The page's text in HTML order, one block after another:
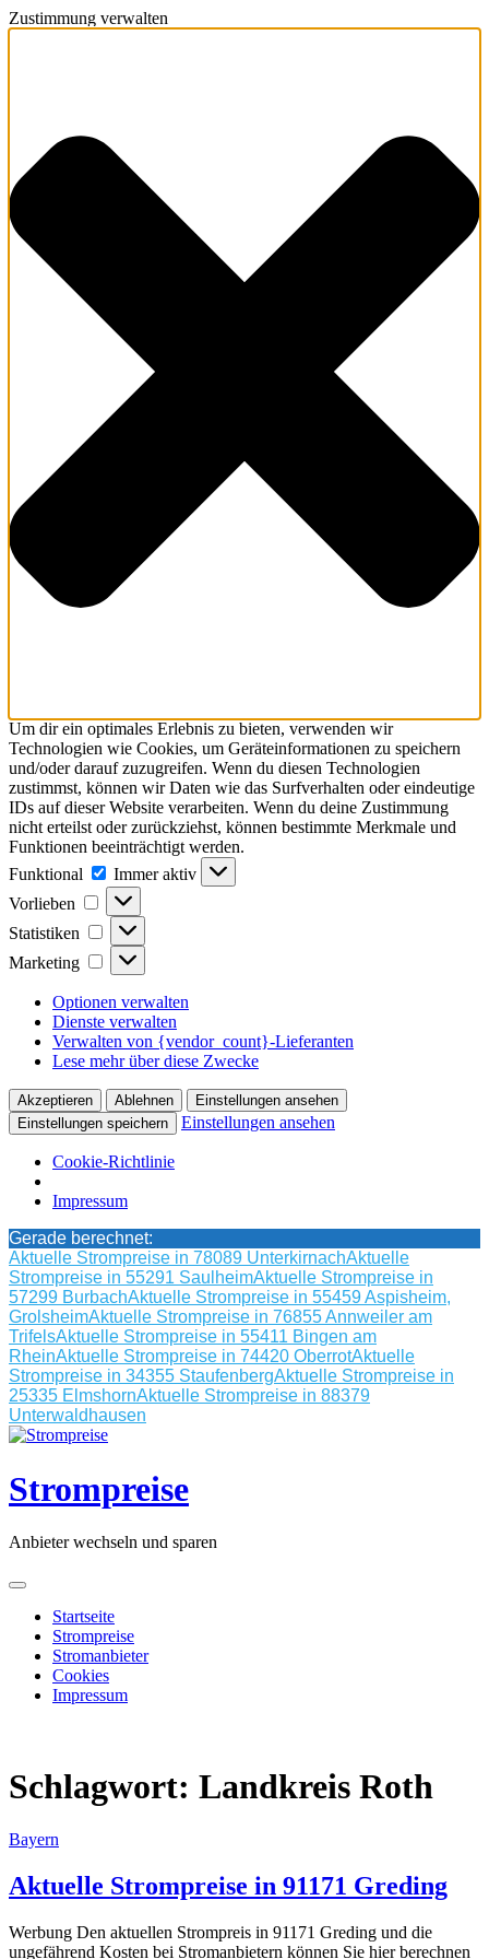
Zustimmung verwalten
Um dir ein optimales Erlebnis zu bieten, verwenden wir
Technologien wie Cookies, um Geräteinformationen zu speichern
und/oder darauf zuzugreifen. Wenn du diesen Technologien
zustimmst, können wir Daten wie das Surfverhalten oder eindeutige
IDs auf dieser Website verarbeiten. Wenn du deine Zustimmung
nicht erteilst oder zurückziehst, können bestimmte Merkmale und
Funktionen beeinträchtigt werden.
Funktional
Funktional
Immer aktiv
Vorlieben
Vorlieben
Statistiken Statistiken
Marketing Marketing
Optionen verwalten
Dienste verwalten
Verwalten von {vendor_count}-Lieferanten
Lese mehr über diese Zwecke
Akzeptieren Ablehnen
Einstellungen ansehen
Einstellungen speichern
Einstellungen ansehen
Cookie-Richtlinie
Impressum
Gerade berechnet:
Aktuelle Strompreise in 78089 UnterkirnachAktuelle
Strompreise in 55291 SaulheimAktuelle Strompreise in
57299 BurbachAktuelle Strompreise in 55459 Aspisheim,
GrolsheimAktuelle Strompreise in 76855 Annweiler am
TrifelsAktuelle Strompreise in 55411 Bingen am
RheinAktuelle Strompreise in 74420 OberrotAktuelle
Strompreise in 34355 StaufenbergAktuelle Strompreise in
25335 ElmshornAktuelle Strompreise in 88379
Unterwaldhausen
Skip
Strompreise
Anbieter wechseln und sparen
Startseite
Strompreise
Stromanbieter
Cookies
Impressum
Schlagwort: Landkreis Roth
Bayern
Aktuelle Strompreise in 91171 Greding
Werbung Den aktuellen Strompreis in 91171 Greding und die
ungefährend Kosten bei Stromanbietern können Sie hier berechnen